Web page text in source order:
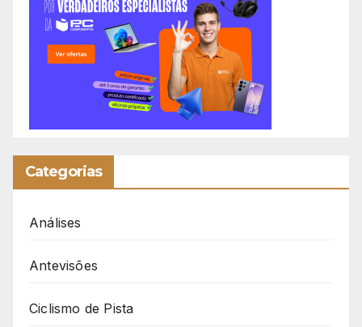
Categorias
Análises
Antevisões
Ciclismo de Pista